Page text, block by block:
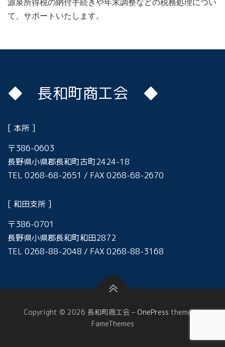
て、サポートいたします。
◆ 長和町商工会 ◆
[ 本所 ]
〒386-0603
長野県小県郡長和町古町2424-18
TEL 0268-68-2651 / FAX 0268-68-2670
[ 和田支所 ]
〒386-0701
長野県小県郡長和町和田2872
TEL 0268-88-2048 / FAX 0268-88-3168
Copyright © 2026 長和町商工会 – OnePress theme by
FameThemes